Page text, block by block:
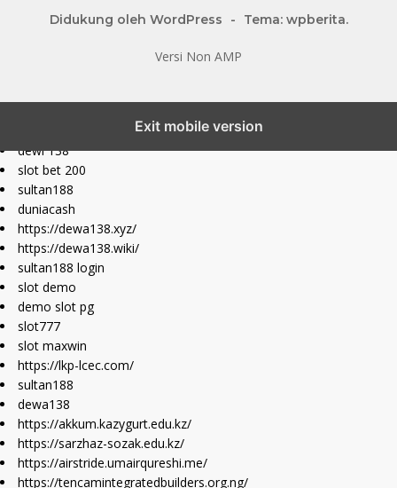
Didukung oleh WordPress - Tema: wpberita.
Versi Non AMP
Exit mobile version
dewi 138
slot bet 200
sultan188
duniacash
https://dewa138.xyz/
https://dewa138.wiki/
sultan188 login
slot demo
demo slot pg
slot777
slot maxwin
https://lkp-lcec.com/
sultan188
dewa138
https://akkum.kazygurt.edu.kz/
https://sarzhaz-sozak.edu.kz/
https://airstride.umairqureshi.me/
https://tencamintegratedbuilders.org.ng/